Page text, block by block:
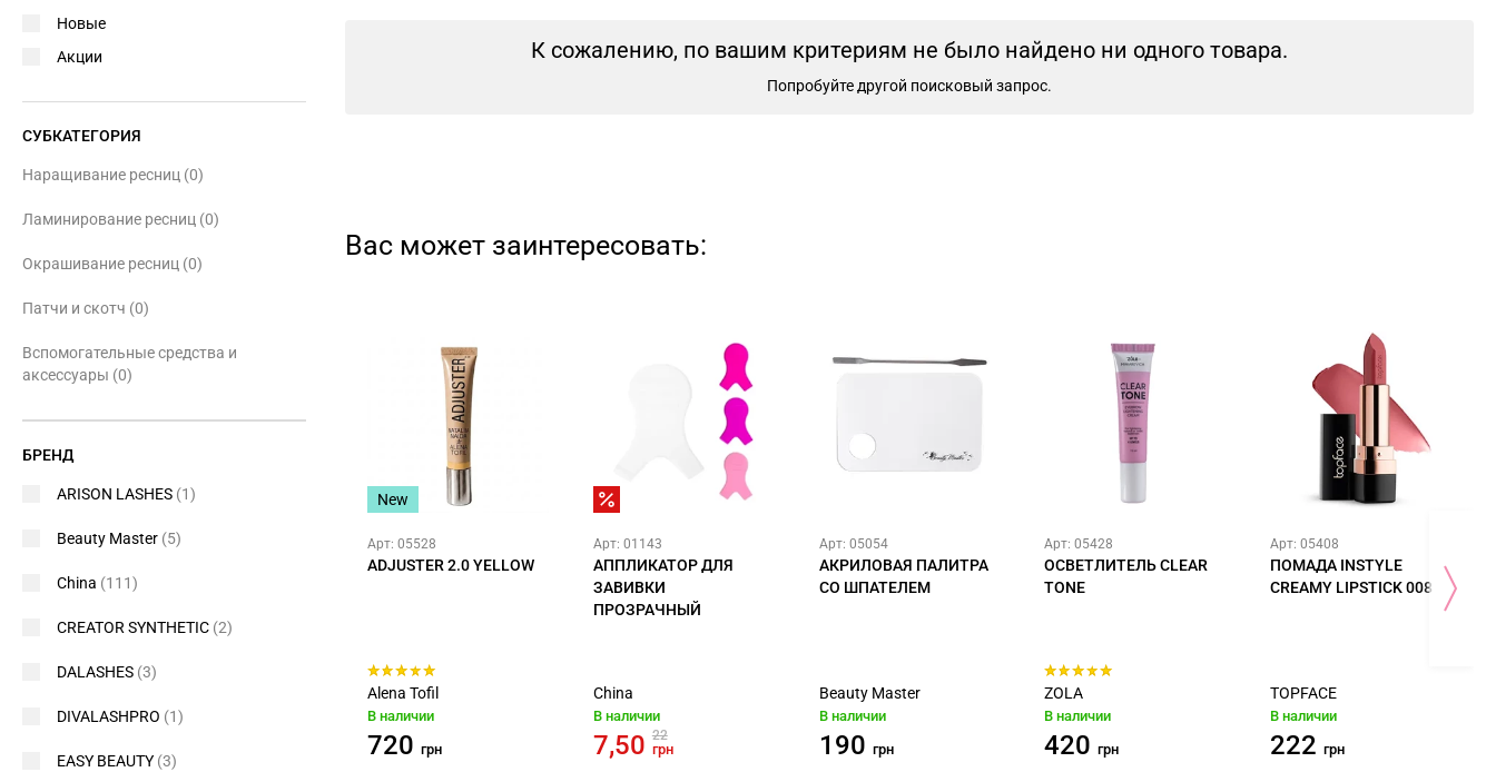
К сожалению, по вашим критериям не было найдено ни одного товара.
Попробуйте другой поисковый запрос.
Вас может заинтересовать:
New
Арт: 05528
ADJUSTER 2.0 YELLOW
Alena Tofil
В наличии
720 грн
Арт: 01143
АППЛИКАТОР ДЛЯ
ЗАВИВКИ
ПРОЗРАЧНЫЙ
China
В наличии
7,50 22
грн
Арт: 05054
АКРИЛОВАЯ ПАЛИТРА
СО ШПАТЕЛЕМ
Beauty Master
В наличии
190 грн
Арт: 05428
ОСВЕТЛИТЕЛЬ CLEAR
TONE
ZOLA
В наличии
420 грн
Арт: 05408
ПОМАДА INSTYLE
CREAMY LIPSTICK 008
TOPFACE
В наличии
222 грн
Новые
Акции
СУБКАТЕГОРИЯ
Наращивание ресниц (0)
Ламинирование ресниц (0)
Окрашивание ресниц (0)
Патчи и скотч (0)
Вспомогательные средства и
аксессуары (0)
БРЕНД
ARISON LASHES (1)
Beauty Master (5)
China (111)
CREATOR SYNTHETIC (2)
DALASHES (3)
DIVALASHPRO (1)
EASY BEAUTY (3)